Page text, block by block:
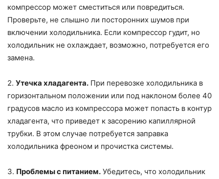
компрессор может сместиться или повредиться.
Проверьте, не слышно ли посторонних шумов при
включении холодильника. Если компрессор гудит, но
холодильник не охлаждает, возможно, потребуется его
замена.
2. Утечка хладагента. При перевозке холодильника в
горизонтальном положении или под наклоном более 40
градусов масло из компрессора может попасть в контур
хладагента, что приведет к засорению капиллярной
трубки. В этом случае потребуется заправка
холодильника фреоном и прочистка системы.
3. Проблемы с питанием. Убедитесь, что холодильник